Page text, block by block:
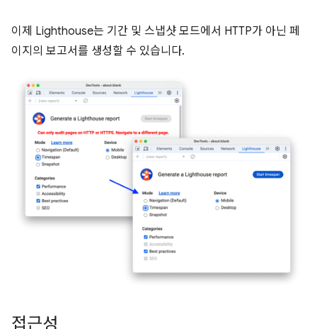
이제 Lighthouse는 기간 및 스냅샷 모드에서 HTTP가 아닌 페
이지의 보고서를 생성할 수 있습니다.
접근성